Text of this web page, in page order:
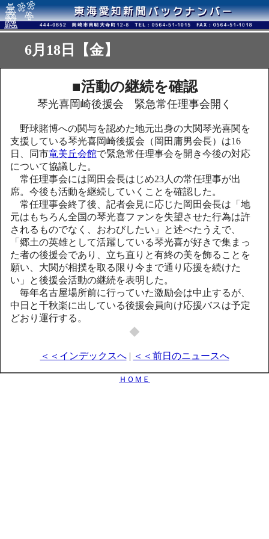
6月18日【金】
■活動の継続を確認
琴光喜岡崎後援会 緊急常任理事会開く
野球賭博への関与を認めた地元出身の大関琴光喜関を
支援している琴光喜岡崎後援会（岡田庸男会長）は16
日、同市竜美丘会館で緊急常任理事会を開き今後の対応
について協議した。
常任理事会には岡田会長はじめ23人の常任理事が出
席。今後も活動を継続していくことを確認した。
常任理事会終了後、記者会見に応じた岡田会長は「地
元はもちろん全国の琴光喜ファンを失望させた行為は許
されるものでなく、おわびしたい」と述べたうえで、
「郷土の英雄として活躍している琴光喜が好きで集まっ
た者の後援会であり、立ち直りと有終の美を飾ることを
願い、大関が相撲を取る限り今まで通り応援を続けた
い」と後援会活動の継続を表明した。
毎年名古屋場所前に行っていた激励会は中止するが、
中日と千秋楽に出している後援会員向け応援バスは予定
どおり運行する。
◆
＜＜インデックスへ| ＜＜前日のニュースへ
ＨＯＭＥ